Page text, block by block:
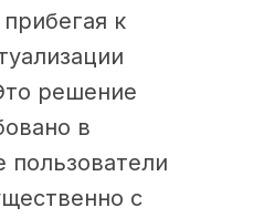
к
решение
в
пользователи
с